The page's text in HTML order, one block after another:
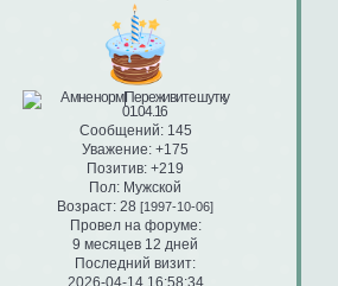
Сообщений:145
Уважение: +175
Позитив: +219
Пол: Мужской
Возраст: 28 [1997-10-06]
Провел на форуме:
9 месяцев 12 дней
Последний визит: